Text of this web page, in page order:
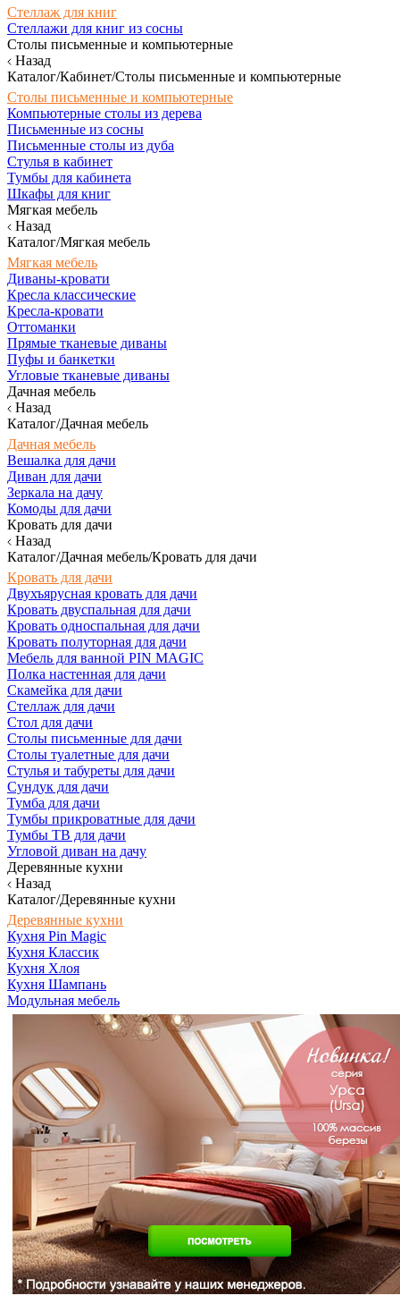
Стеллаж для книг
Стеллажи для книг из сосны
Столы письменные и компьютерные
Назад
Каталог/Кабинет/Столы письменные и компьютерные
Столы письменные и компьютерные
Компьютерные столы из дерева
Письменные из сосны
Письменные столы из дуба
Стулья в кабинет
Тумбы для кабинета
Шкафы для книг
Мягкая мебель
Назад
Каталог/Мягкая мебель
Мягкая мебель
Диваны-кровати
Кресла классические
Кресла-кровати
Оттоманки
Прямые тканевые диваны
Пуфы и банкетки
Угловые тканевые диваны
Дачная мебель
Назад
Каталог/Дачная мебель
Дачная мебель
Вешалка для дачи
Диван для дачи
Зеркала на дачу
Комоды для дачи
Кровать для дачи
Назад
Каталог/Дачная мебель/Кровать для дачи
Кровать для дачи
Двухъярусная кровать для дачи
Кровать двуспальная для дачи
Кровать односпальная для дачи
Кровать полуторная для дачи
Мебель для ванной PIN MAGIC
Полка настенная для дачи
Скамейка для дачи
Стеллаж для дачи
Стол для дачи
Столы письменные для дачи
Столы туалетные для дачи
Стулья и табуреты для дачи
Сундук для дачи
Тумба для дачи
Тумбы прикроватные для дачи
Тумбы ТВ для дачи
Угловой диван на дачу
Деревянные кухни
Назад
Каталог/Деревянные кухни
Деревянные кухни
Кухня Pin Magic
Кухня Классик
Кухня Хлоя
Кухня Шампань
Модульная мебель